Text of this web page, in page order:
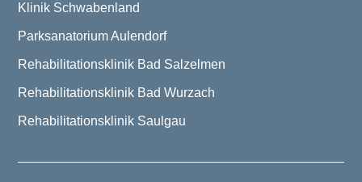
Klinik Schwabenland
Parksanatorium Aulendorf
Rehabilitationsklinik Bad Salzelmen
Rehabilitationsklinik Bad Wurzach
Rehabilitationsklinik Saulgau